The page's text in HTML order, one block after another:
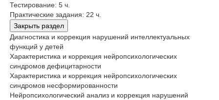
Тестирование: 5 ч.
Практические задания: 22 ч.
Закрыть раздел
Диагностика и коррекция нарушений интеллектуальных
функций у детей
Характеристика и коррекция нейропсихологических
синдромов дефицитарности
Характеристика и коррекция нейропсихологических
синдромов несформированности
Нейропсихологический анализ и коррекция нарушений